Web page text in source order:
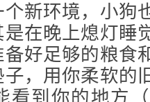
新环境，小狗
在晚上熄灯睡
好足够的粮食
，用你柔软的
看到你的地方